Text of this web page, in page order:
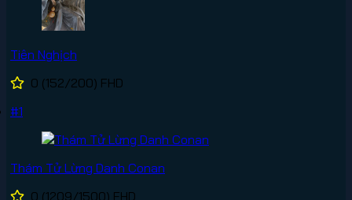
Tiên Nghịch
0 (152/200) FHD
#1
Thám Tử Lừng Danh Conan
0 (1209/1500) FHD